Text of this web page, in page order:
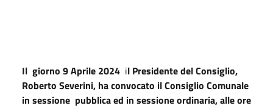
Il giorno 9 Aprile 2024 il Presidente del Consiglio,
Roberto Severini, ha convocato il Consiglio Comunale
in sessione pubblica ed in sessione ordinaria,alle ore